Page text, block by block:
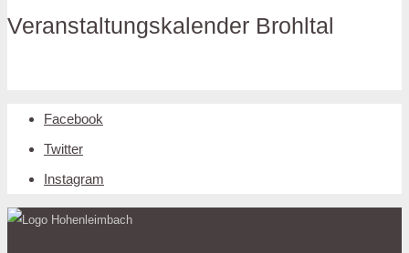
Veranstaltungskalender Brohltal
Facebook
Twitter
Instagram